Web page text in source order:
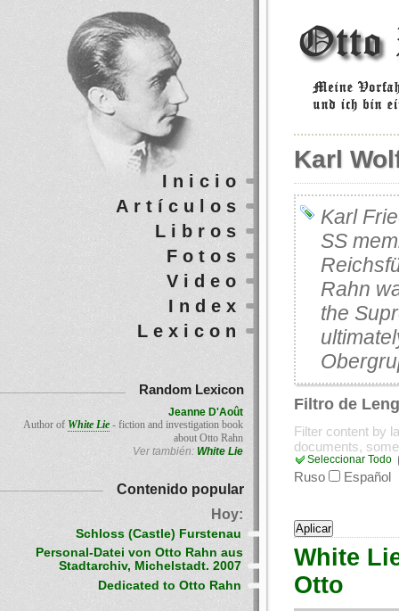
Karl
Karl
SS
Rahn
the
Filtro de
Filter content by
documents,
Seleccionar Todo
Ruso Español
White
Otto
Inicio
Artículos
Libros
Fotos
Video
Index
Lexicon
Random Lexicon
Jeanne D'Août
Author of White Lie- fiction and investigation book
about Otto Rahn
Ver también: White Lie
Contenido popular
Hoy:
Schloss (Castle) Furstenau
Personal-Datei von Otto Rahn aus
Stadtarchiv, Michelstadt. 2007
Dedicated to Otto Rahn